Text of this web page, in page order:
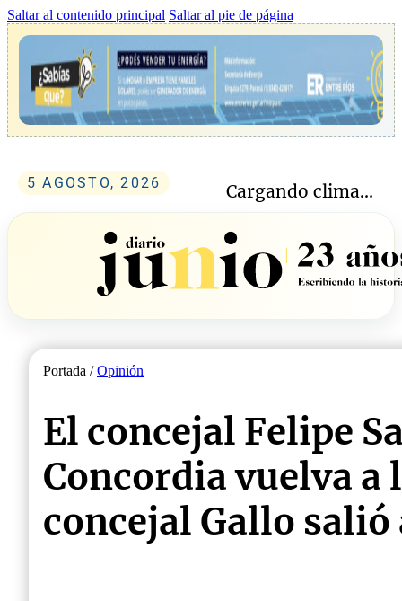
Saltar al contenido principal Saltar al pie de página
5 AGOSTO, 2026 Cargando clima...
Portada /Opinión
El concejal Felipe
Concordia vuelva a
concejal Gallo